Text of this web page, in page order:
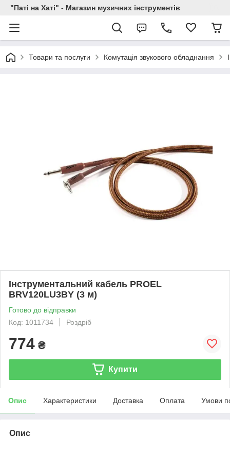
"Паті на Хаті" - Магазин музичних інструментів
Товари та послуги Комутація звукового обладнання
Інструментальний кабель PROEL
BRV120LU3BY (3 м)
Готово до відправки
Код: 1011734
Роздріб
774 ₴
Купити
Опис Характеристики Доставка Оплата Умови
Опис